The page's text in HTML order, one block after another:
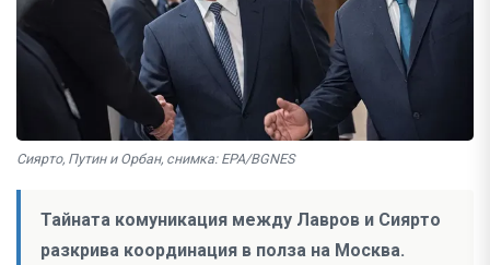
Сиярто, Путин и Орбан, снимка: EPA/BGNES
Тайната комуникация между Лавров и Сиярто
разкрива координация в полза на Москва.